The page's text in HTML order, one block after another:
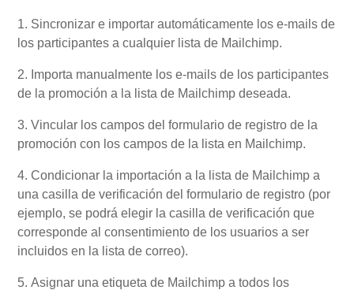
Actualizaciones
1. Sincronizar e importar automáticamente los e-mails de
los participantes a cualquier lista de Mailchimp.
2. Importa manualmente los e-mails de los participantes
de la promoción a la lista de Mailchimp deseada.
3. Vincular los campos del formulario de registro de la
promoción con los campos de la lista en Mailchimp.
4. Condicionar la importación a la lista de Mailchimp a
una casilla de verificación del formulario de registro (por
ejemplo, se podrá elegir la casilla de verificación que
corresponde al consentimiento de los usuarios a ser
incluidos en la lista de correo).
5. Asignar una etiqueta de Mailchimp a todos los